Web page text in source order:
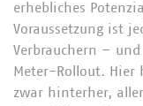
erhebliches
Voraussetzung ist
Verbrauchern –
Meter-Rollout. Hier
zwar hinterher,